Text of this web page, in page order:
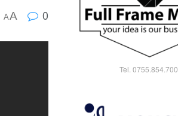
AA 0
Tel. 0755.854.700